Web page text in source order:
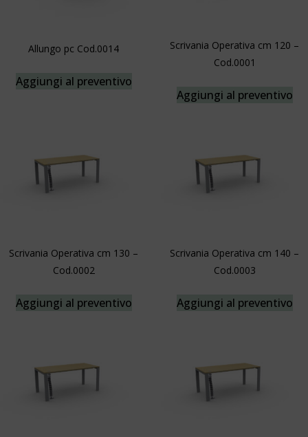
Allungo pc Cod.0014
Aggiungi al preventivo
Scrivania Operativa cm 120 –
Cod.0001
Aggiungi al preventivo
Scrivania Operativa cm 130 –
Cod.0002
Aggiungi al preventivo
Scrivania Operativa cm 140 –
Cod.0003
Aggiungi al preventivo